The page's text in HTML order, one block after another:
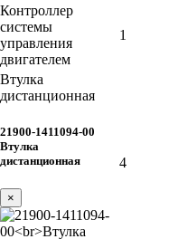
Контроллер
системы
управления
двигателем
1
Втулка
дистанционная
21900-1411094-00
Втулка
дистанционная
×
4